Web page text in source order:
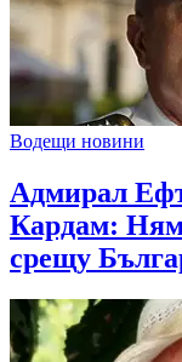
Водещи новини
Адмирал
Кардам:
срещу